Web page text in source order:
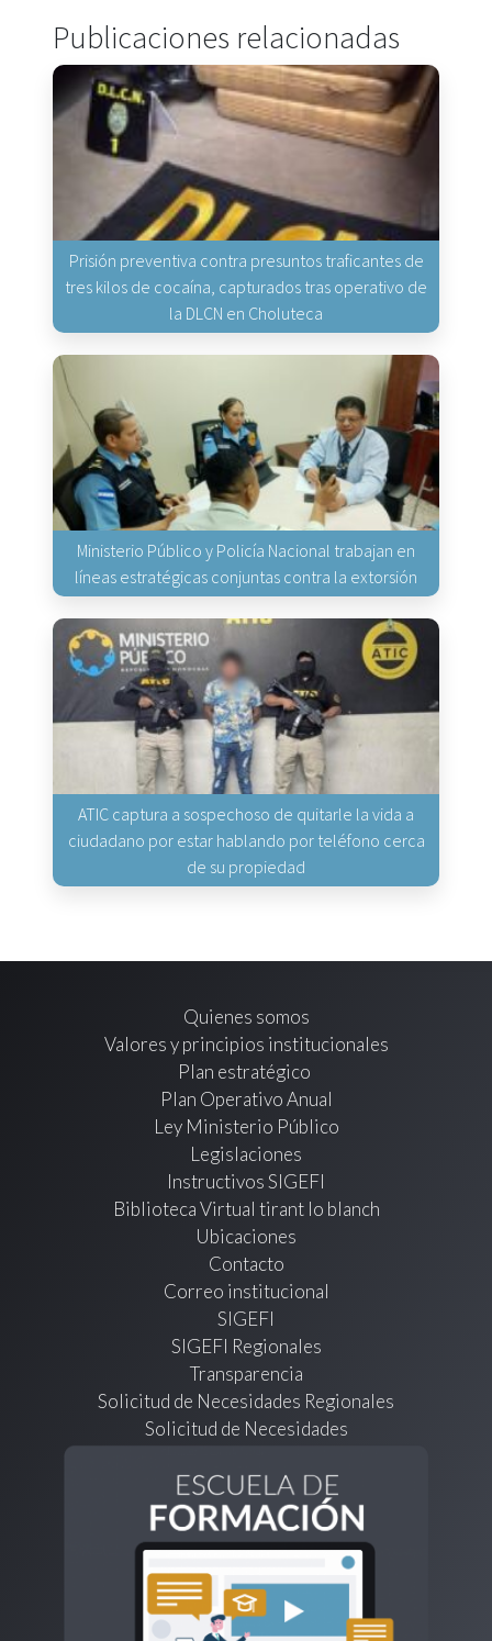
Publicaciones relacionadas
Prisión preventiva contra presuntos traficantes de
tres kilos de cocaína, capturados tras operativo de
la DLCN en Choluteca
Ministerio Público y Policía Nacional trabajan en
líneas estratégicas conjuntas contra la extorsión
ATIC captura a sospechoso de quitarle la vida a
ciudadano por estar hablando por teléfono cerca
de su propiedad
Quienes somos
Valores y principios institucionales
Plan estratégico
Plan Operativo Anual
Ley Ministerio Público
Legislaciones
Instructivos SIGEFI
Biblioteca Virtual tirant lo blanch
Ubicaciones
Contacto
Correo institucional
SIGEFI
SIGEFI Regionales
Transparencia
Solicitud de Necesidades Regionales
Solicitud de Necesidades